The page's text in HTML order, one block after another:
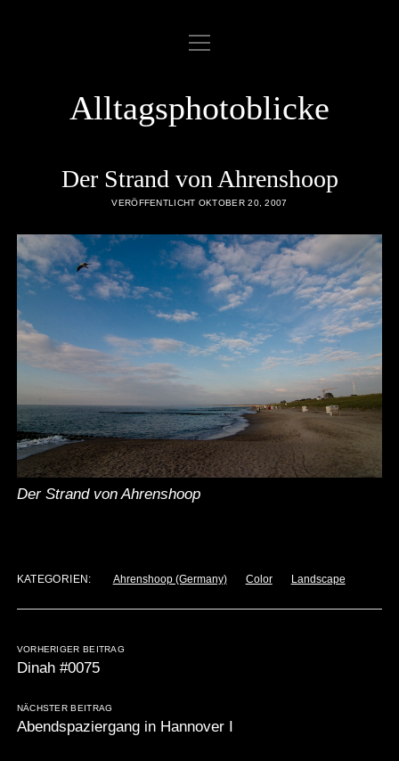
ABOUT
DATENSCHUTZERKLÄRUNG
IMPRESSUM
LINKLIST
SAMPLE PAGE
twitter emailflickr
Menü
öffnen
Alltagsphotoblicke
Der Strand von Ahrenshoop
VERÖFFENTLICHT OKTOBER 20, 2007
Der Strand von Ahrenshoop
KATEGORIEN: Ahrenshoop (Germany) Color Landscape
VORHERIGER BEITRAG
Dinah #0075
NÄCHSTER BEITRAG
Abendspaziergang in Hannover I